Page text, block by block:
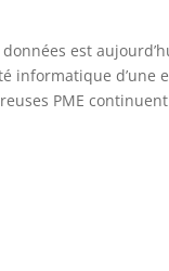
est
informatique d’une
PME